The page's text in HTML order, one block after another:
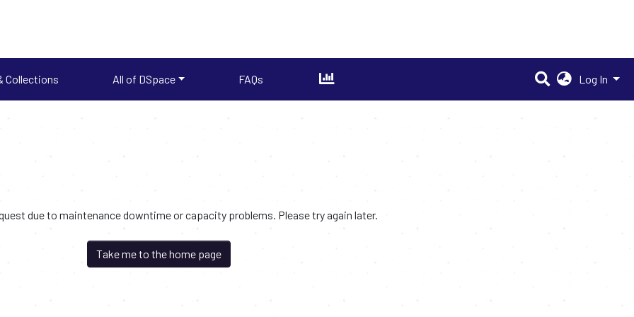
Collections All of DSpace FAQs Log In
due to maintenance downtime or capacity problems. Please try again later.
Take me to the home page